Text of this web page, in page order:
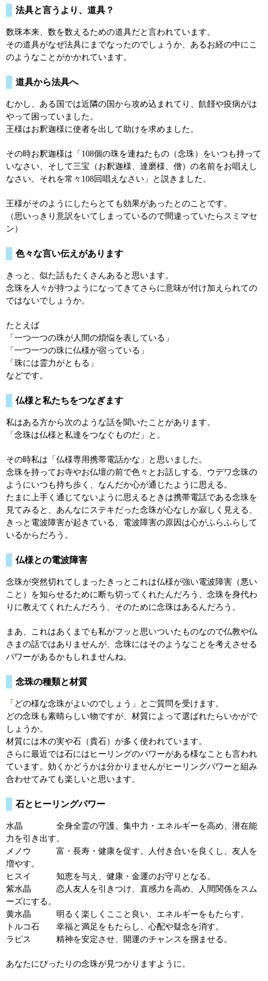
法具と言うより、道具？
数珠本来、数を数えるための道具だと言われています。
その道具がなぜ法具にまでなったのでしょうか、あるお経の中にこ
のようなことがかかれています。
道具から法具へ
むかし、ある国では近隣の国から攻め込まれてり、飢饉や疫病がは
やって困っていました。
王様はお釈迦様に使者を出して助けを求めました。
その時お釈迦様は「108個の珠を連ねたもの（念珠）をいつも持って
いなさい、そして三宝（お釈迦様、達磨様、僧）の名前をお唱えし
なさい。それを常々108回唱えなさい」と説きました。
王様がそのようにしたらとても効果があったとのことです。
（思いっきり意訳をいてしまっているので間違っていたらスミマセ
ン）
色々な言い伝えがあります
きっと、似た話もたくさんあると思います。
念珠を人々が持つようになってきてさらに意味が付け加えられての
ではないでしょうか。
たとえば
「一つ一つの珠が人間の煩悩を表している」
「一つ一つの珠に仏様が宿っている」
「珠には霊力がともる」
などです。
仏様と私たちをつなぎます
私はある方から次のような話を聞いたことがあります。
「念珠は仏様と私達をつなぐものだ」と。
その時私は「仏様専用携帯電話かな」と思いました。
念珠を持ってお寺やお仏壇の前で色々とお話しする、ウデワ念珠の
ようにいつも持ち歩く、なんだか心が通じたように思える。
たまに上手く通じてないように思えるときは携帯電話である念珠を
見てみると、あんなにステキだった念珠が心なしか寂しく見える、
きっと電波障害が起きている、電波障害の原因は心がふらふらして
いるからだろう。
仏様との電波障害
念珠が突然切れてしまったきっとこれは仏様が強い電波障害（悪い
こと）を知らせるために断ち切ってくれたんだろう、念珠を身代わ
りに教えてくれたんだろう、そのために念珠はあるんだろう。
まあ、これはあくまでも私がフッと思いついたものなので仏教や仏
さまの話ではありませんが、念珠にはそのようなことを考えさせる
パワーがあるかもしれませんね。
念珠の種類と材質
「どの様な念珠がよいのでしょう」とご質問を受けます。
どの念珠も素晴らしい物ですが、材質によって選ばれたらいかがで
しょうか。
材質には木の実や石（貴石）が多く使われています。
さらに最近では石にはヒーリングのパワーがある様なことも言われ
ています。効くかどうかは分かりませんがヒーリングパワーと組み
合わせてみても楽しいと思います。
石とヒーリングパワー
水晶 全身全霊の守護。集中力・エネルギーを高め、潜在能
力を引き出す。
メノウ 富・長寿・健康を促す。人付き合いを良くし、友人を
増やす。
ヒスイ 知恵を与え、健康・金運のお守りとなる。
紫水晶 恋人友人を引きつけ、直感力を高め、人間関係をスム
ーズにする。
黄水晶 明るく楽しくここと良い、エネルギーをもたらす。
トルコ石 幸福と満足をもたらし、心配や疑念を消す。
ラピス 精神を安定させ、開運のチャンスを掴ませる。
あなたにぴったりの念珠が見つかりますように。